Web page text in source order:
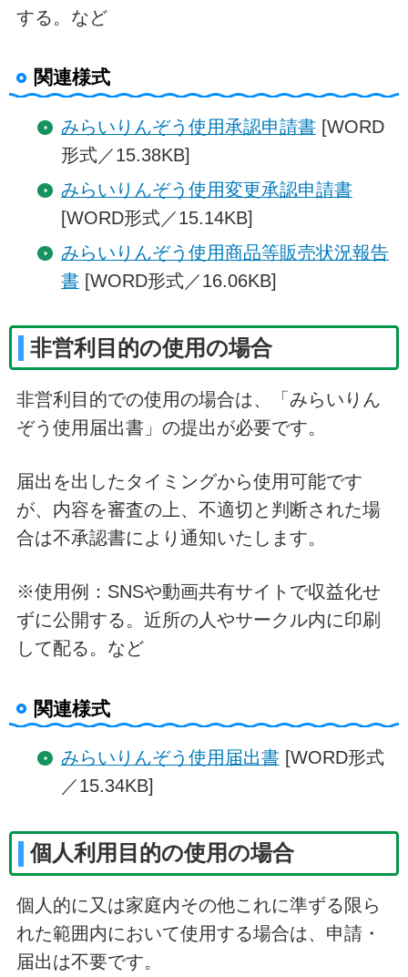
する。など
関連様式
みらいりんぞう使用承認申請書[WORD
形式／15.38KB]
みらいりんぞう使用変更承認申請書
[WORD形式／15.14KB]
みらいりんぞう使用商品等販売状況報告
書[WORD形式／16.06KB]
非営利目的の使用の場合
非営利目的での使用の場合は、「みらいりん
ぞう使用届出書」の提出が必要です。
届出を出したタイミングから使用可能です
が、内容を審査の上、不適切と判断された場
合は不承認書により通知いたします。
※使用例：SNSや動画共有サイトで収益化せ
ずに公開する。近所の人やサークル内に印刷
して配る。など
関連様式
みらいりんぞう使用届出書[WORD形式
／15.34KB]
個人利用目的の使用の場合
個人的に又は家庭内その他これに準ずる限ら
れた範囲内において使用する場合は、申請・
届出は不要です。